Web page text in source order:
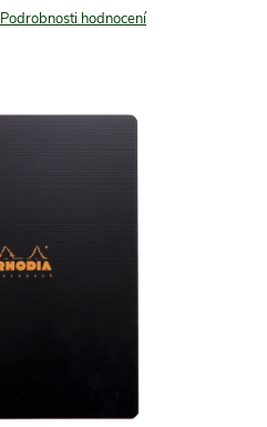
Podrobnosti hodnocení